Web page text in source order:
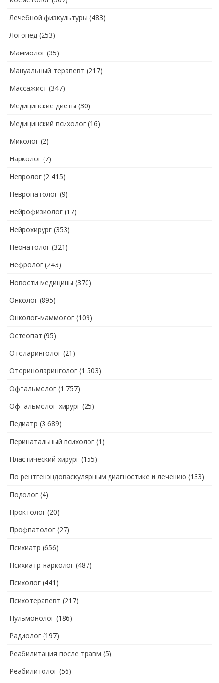
Лечебной физкультуры (483)
Логопед (253)
Маммолог (35)
Мануальный терапевт (217)
Массажист (347)
Медицинские диеты (30)
Медицинский психолог (16)
Миколог (2)
Нарколог (7)
Невролог (2 415)
Невропатолог (9)
Нейрофизиолог (17)
Нейрохирург (353)
Неонатолог (321)
Нефролог (243)
Новости медицины (370)
Онколог (895)
Онколог-маммолог (109)
Остеопат (95)
Отоларинголог (21)
Оториноларинголог (1 503)
Офтальмолог (1 757)
Офтальмолог-хирург (25)
Педиатр (3 689)
Перинатальный психолог (1)
Пластический хирург (155)
По рентгенэндоваскулярным диагностике и лечению (133)
Подолог (4)
Проктолог (20)
Профпатолог (27)
Психиатр (656)
Психиатр-нарколог (487)
Психолог (441)
Психотерапевт (217)
Пульмонолог (186)
Радиолог (197)
Реабилитация после травм (5)
Реабилитолог (56)